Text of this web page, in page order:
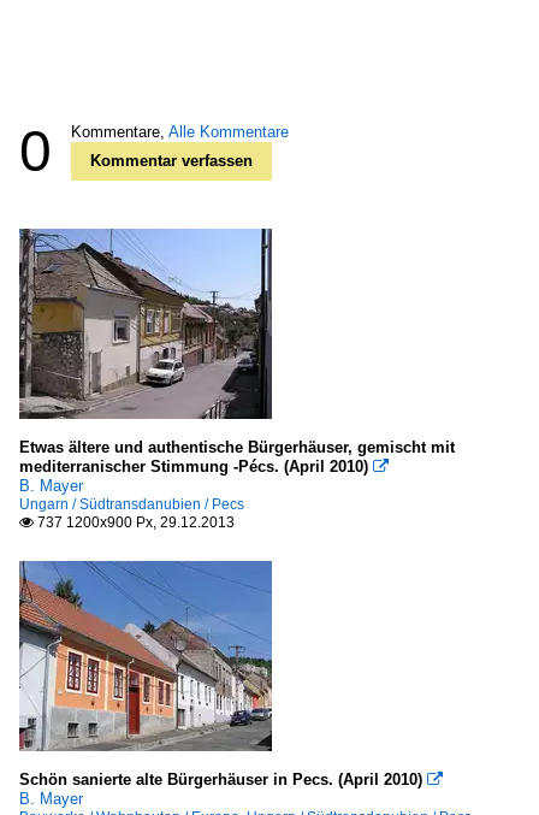
0 Kommentare, Alle Kommentare
Kommentar verfassen
Etwas ältere und authentische Bürgerhäuser, gemischt mit
mediterranischer Stimmung -Pécs. (April 2010) 
B. Mayer
Ungarn / Südtransdanubien / Pecs
 737 1200x900 Px, 29.12.2013
Schön sanierte alte Bürgerhäuser in Pecs. (April 2010) 
B. Mayer